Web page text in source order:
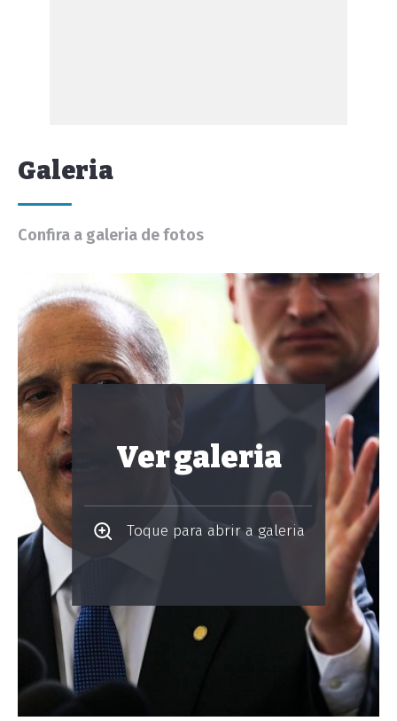
Galeria
Confira a galeria de fotos
Ver galeria
Toque para abrir a galeria